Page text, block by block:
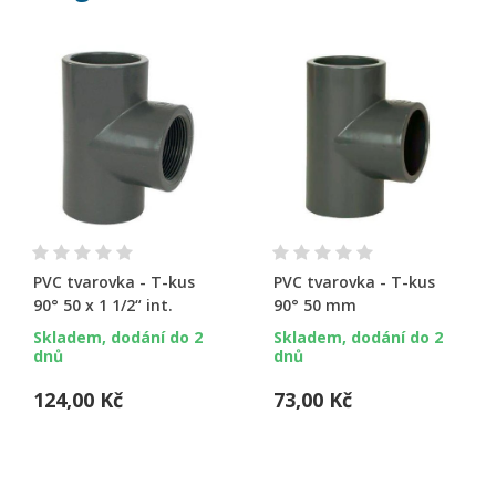
PVC tvarovka - T-kus
90° 50 x 1 1/2“ int.
Skladem, dodání do 2
dnů
124,00 Kč
PVC tvarovka - T-kus
90° 50 mm
Skladem, dodání do 2
dnů
73,00 Kč